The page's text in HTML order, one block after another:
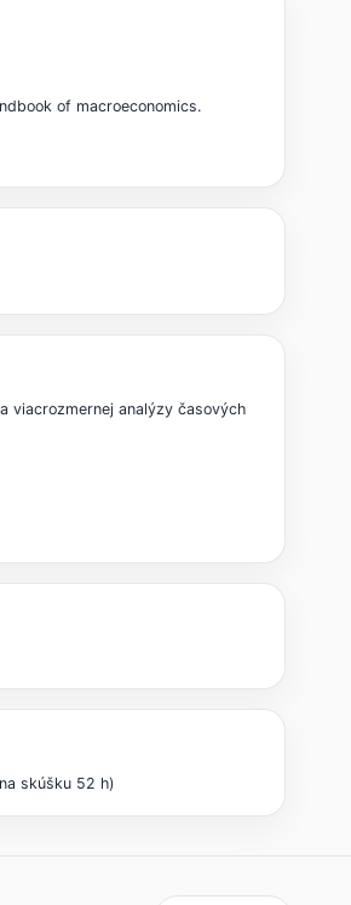
of macroeconomics.
viacrozmernej analýzy časových
skúšku 52 h)